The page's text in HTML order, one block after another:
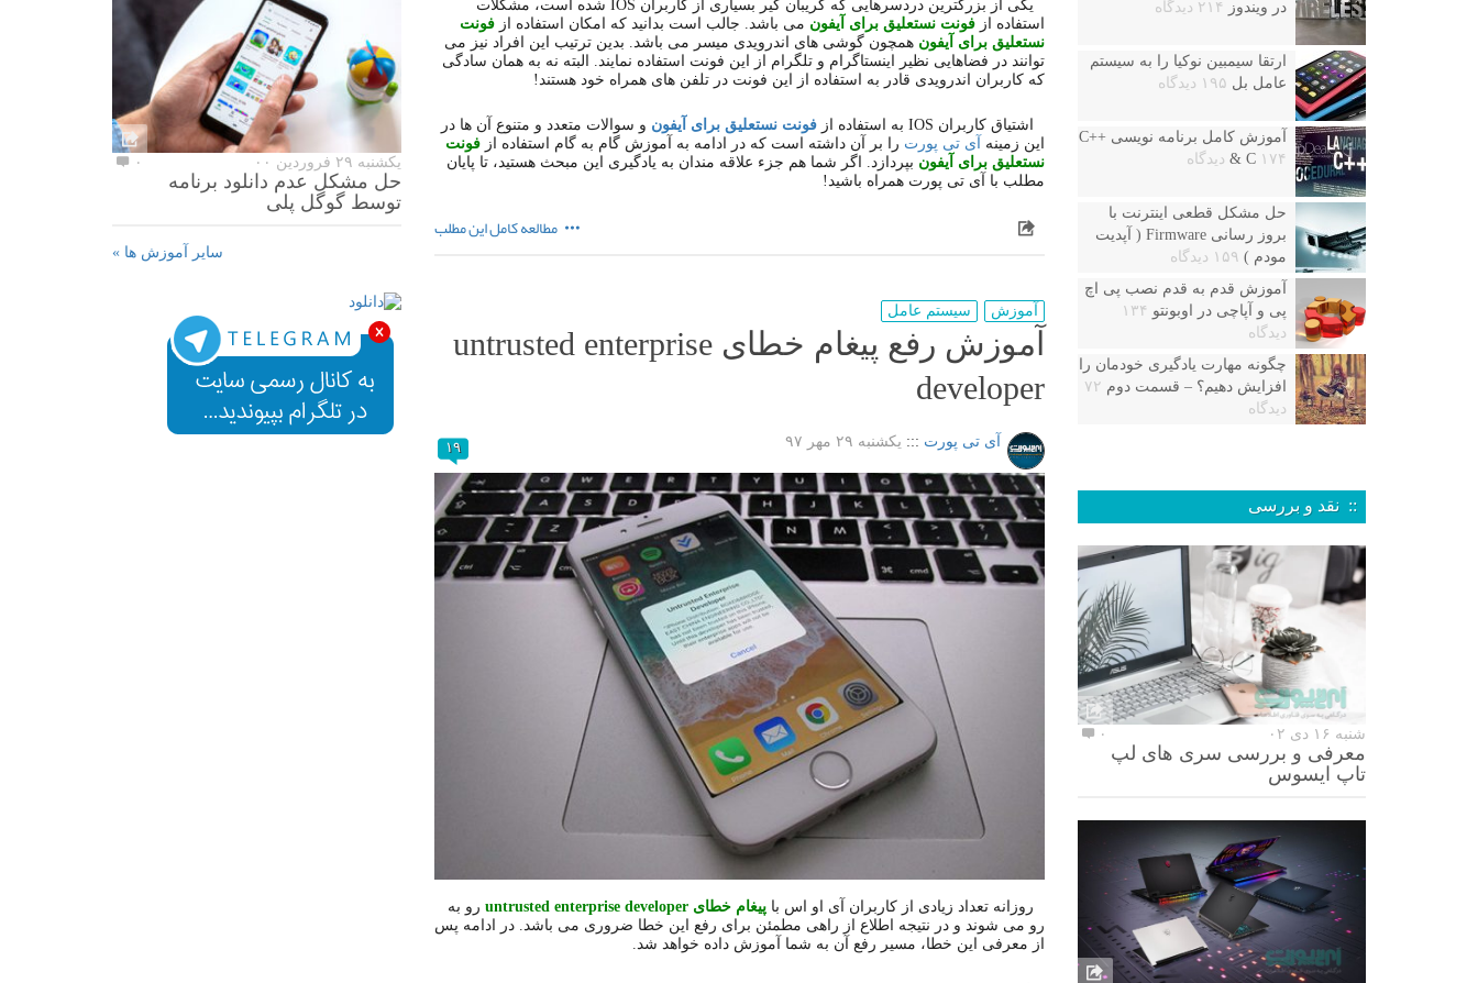
یکی از بزرگترین دردسرهایی که گریبان گیر بسیاری از کاربران
شده است، مشکلات
استفاده ازفونت نستعلیق برای آیفون می باشد جالب است بدانید که امکان استفاده ازفونت
نستعلیق برای آیفون همچون گوشی های اندرویدی میسر می باشد
بدین ترتیب این افراد نیز می
توانند در فضاهایی نظیر اینستاگرام و تلگرام از این فونت استفاده نمایند
البته نه به همان سادگی
که کاربران اندرویدی قادر به استفاده از این فونت در تلفن های همراه خود هستند !
اشتیاق کاربران به استفاده ازفونت نستعلیق برای آیفون و سوالات متعدد و متنوع آن ها در
این زمینه آی تی پورت را بر آن داشته است که در ادامه به آموزش گام به گام استفاده ازفونت
نستعلیق برای آیفون بپردازد
اگر شما هم جزء علاقه مندان به یادگیری این مبحث هستید، تا پایان
مطلب با آی تی پورت همراه باشید !
مطالعه کامل این مطلب
آموزش سیستم عامل
آموزش رفع پیغام خطای untrusted enterprise
developer
آی تی پورت ::: یکشنبه ۲۹ مهر ۹۷ ۱۹
روزانه تعداد زیادی از کاربران آی او اس باپیغام خطای untrusted enterprise developer
رو به
رو می شوند و در نتیجه اطلاع از راهی مطمئن برای رفع این خطا ضروری می باشد. در ادامه پس
از معرفی این خطا، مسیر رفع آن به شما آموزش داده خواهد شد.
در ویندوز
۲۱۴ دیدگاه
ارتقا سیمبین نوکیا را به سیستم
عامل بل ۱۹۵ دیدگاه
آموزش کامل برنامه نویسی ++C
& C ۱۷۴ دیدگاه
حل مشکل قطعی اینترنت با
بروز رسانی Firmware ( آپدیت
مودم ) ۱۵۹ دیدگاه
آموزش قدم به قدم نصب پی اچ
پی و آپاچی در اوبونتو ۱۳۴
دیدگاه
چگونه مهارت یادگیری خودمان را
افزایش دهیم؟ – قسمت دوم ۷۲
دیدگاه
:: نقد و بررسی
شنبه ۱۶ دی ۰۲ ۰
معرفی و بررسی سری های لپ
تاپ ایسوس
یکشنبه ۲۹ فروردین ۰۰ ۰
حل مشکل عدم دانلود برنامه
توسط گوگل پلی
سایر آموزش ها »